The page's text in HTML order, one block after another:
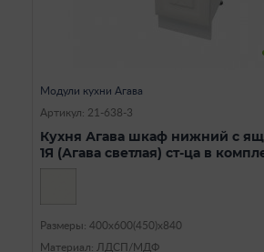
Модули кухни Агава
Артикул: 21-638-3
Кухня Агава шкаф нижний с
1Я (Агава светлая) ст-ца в
Размеры: 400х600(450)х840
Материал: ЛДСП/МДФ